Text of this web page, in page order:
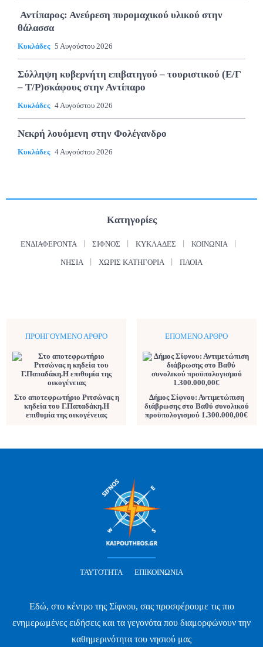
Αντίπαρος: Ανεύρεση πυρομαχικού υλικού στην
θάλασσα
Κυκλάδες 5 Αυγούστου 2026
Σύλληψη κυβερνήτη επιβατηγού – τουριστικού (Ε/Γ
– Τ/Ρ)σκάφους στην Αντίπαρο
Κυκλάδες 4 Αυγούστου 2026
Νεκρή λουόμενη στην Φολέγανδρο
Κυκλάδες 4 Αυγούστου 2026
Κατηγορίες
ΕΝΔΙΑΦΈΡΟΝΤΑ ΣΊΦΝΟΣ ΚΥΚΛΆΔΕΣ ΚΟΙΝΩΝΊΑ
ΝΗΣΙΆ ΧΩΡΊΣ ΚΑΤΗΓΟΡΊΑ ΠΛΟΊΑ
ΠΡΟΗΓΟΎΜΕΝΟ ΆΡΘΡΟ
Στο αποτεφρωτήριο Ριτσώνας η
κηδεία του Γ.Παπαδάκη.Η
επιθυμία της οικογένειας
ΕΠΌΜΕΝΟ ΆΡΘΡΟ
Δήμος Σίφνου: Αντιμετώπιση
διάβρωσης στο Βαθύ συνολικού
προϋπολογισμού 1.300.000,00€
ΤΑΥΤΌΤΗΤΑ ΕΠΙΚΟΙΝΩΝΊΑ
Εδώ, στο κέντρο της Σίφνου, σας προσφέρουμε τις πιο
ενημερωμένες ειδήσεις και τα γεγονότα που διαμορφώνουν την
καθημερινότητα του νησιού μας